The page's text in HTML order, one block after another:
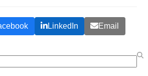
LinkedIn Email